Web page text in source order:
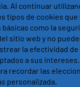
Al continuar
tipos de cookies
como la
sitio web y no
la efectividad
a sus intereses.
recordar las
personalizada.